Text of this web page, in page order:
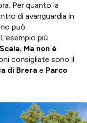
Per quanto la
di avanguardia in
può
più
Ma non è
consigliate sono il
di Brera e Parco